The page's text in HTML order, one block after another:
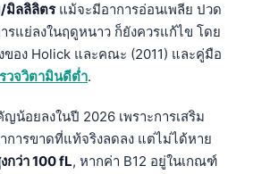
/มิลลิลิตรแม้จะมีอาการอ่อนเพลีย ปวด
รแย่ลงในฤดูหนาว ก็ยังควรแก้ไข โดย
อง Holick และคณะ (2011) และคู่มือ
วจวิตามินดีต่ำ.
น้อยลงในปี 2026 เพราะการเสริม
การขาดที่แท้จริงลดลง แต่ไม่ได้หาย
กว่า 100 fL, หากค่า B12 อยู่ในเกณฑ์